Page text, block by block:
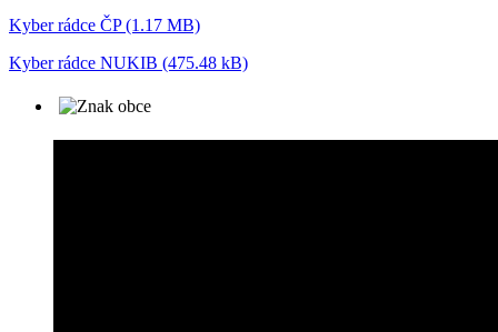
Kyber rádce ČP (1.17 MB)
Kyber rádce NUKIB (475.48 kB)